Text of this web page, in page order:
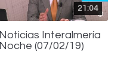
21:04
Noticias Interalmería
Noche (07/02/19)